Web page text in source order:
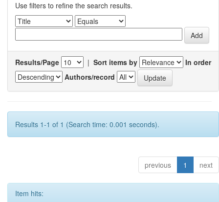
Use filters to refine the search results.
Results/Page | Sort items by
In order
Authors/record
Results 1-1 of 1 (Search time: 0.001 seconds).
previous 1 next
Item hits: